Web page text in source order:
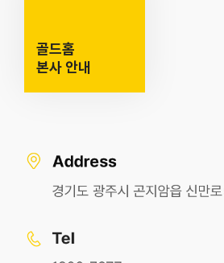
골드홈
본사 안내